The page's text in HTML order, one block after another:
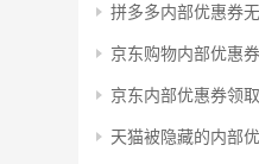
拼多多内部优惠券
京东购物内部优惠
京东内部优惠券领取
天猫被隐藏的内部